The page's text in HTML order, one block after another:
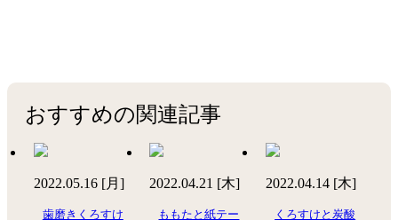
おすすめの関連記事
2022.05.16 [月]
歯磨きくろすけ
2022.04.21 [木]
ももたと紙テー
2022.04.14 [木]
くろすけと炭酸